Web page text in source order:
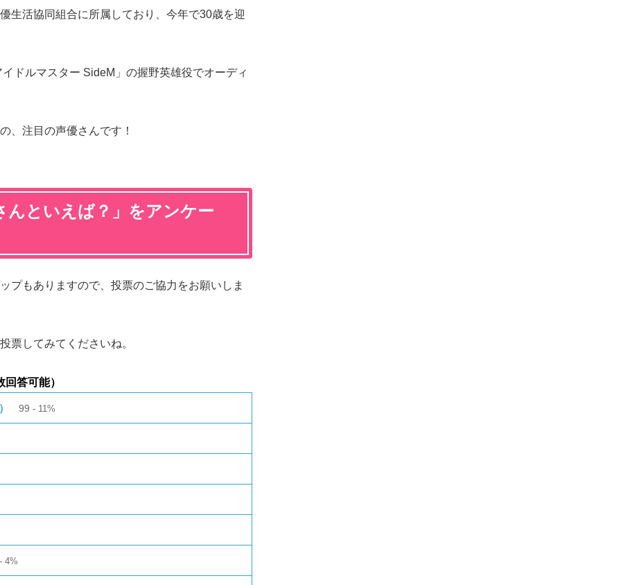
生活協同組合に所属しており、今年で30歳を迎
ドルマスター SideM」の握野英雄役でオーディ
、注目の声優さんです！
んといえば？」をアンケー
プもありますので、投票のご協力をお願いしま
票してみてくださいね。
答可能）
99 11%
4%